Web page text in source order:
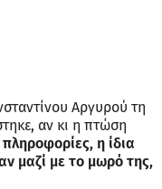
Αργυρού τη
αν κι η πτώση
η ίδια
μαζί με το μωρό της,